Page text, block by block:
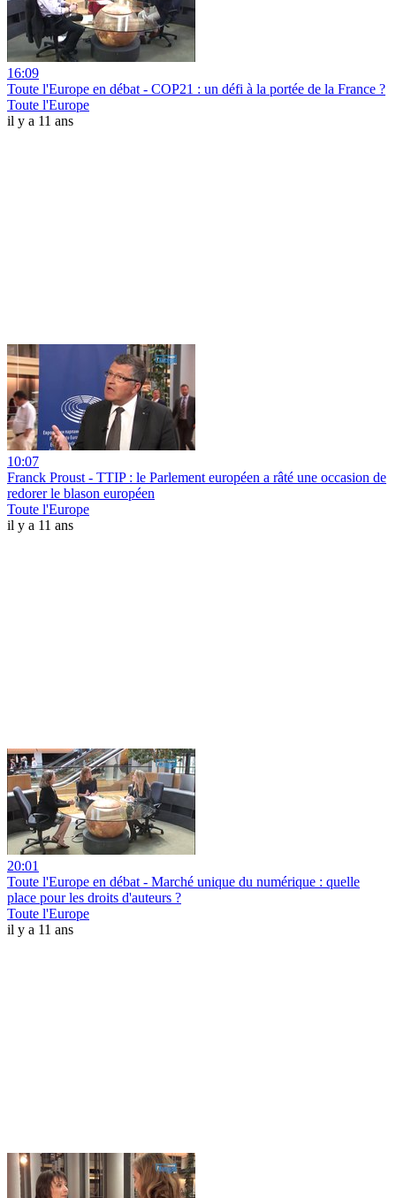
16:09
Toute l'Europe en débat - COP21 : un défi à la portée de la France ?
Toute l'Europe
il y a 11 ans
10:07
Franck Proust - TTIP : le Parlement européen a râté une occasion de
redorer le blason européen
Toute l'Europe
il y a 11 ans
20:01
Toute l'Europe en débat - Marché unique du numérique : quelle
place pour les droits d'auteurs ?
Toute l'Europe
il y a 11 ans